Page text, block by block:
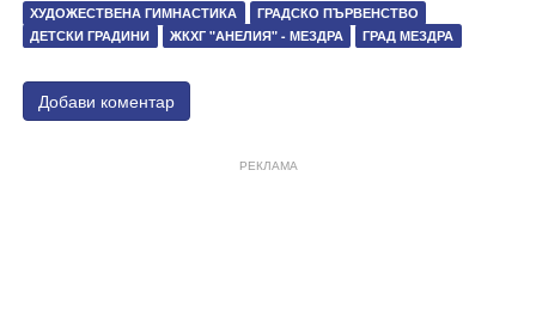
ХУДОЖЕСТВЕНА ГИМНАСТИКА
ГРАДСКО ПЪРВЕНСТВО
ДЕТСКИ ГРАДИНИ
ЖКХГ "АНЕЛИЯ" - МЕЗДРА ГРАД МЕЗДРА
Добави коментар
РЕКЛАМА